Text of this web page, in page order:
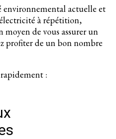
environnemental actuelle et
à répétition,
moyen de vous assurer un
profiter de un bon nombre
: